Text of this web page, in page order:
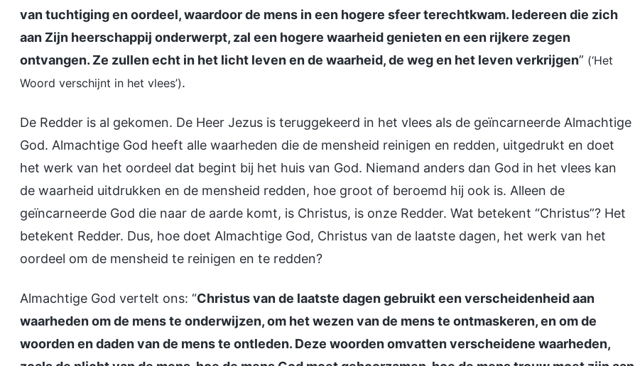
van tuchtiging en oordeel, waardoor de mens in een hogere sfeer terechtkwam. Iedereen die zich
aan Zijn heerschappij onderwerpt, zal een hogere waarheid genieten en een rijkere zegen
ontvangen. Ze zullen echt in het licht leven en de waarheid, de weg en het leven verkrijgen” (‘Het
Woord verschijnt in het vlees’).
De Redder is al gekomen. De Heer Jezus is teruggekeerd in het vlees als de geïncarneerde Almachtige
God. Almachtige God heeft alle waarheden die de mensheid reinigen en redden, uitgedrukt en doet
het werk van het oordeel dat begint bij het huis van God. Niemand anders dan God in het vlees kan
de waarheid uitdrukken en de mensheid redden, hoe groot of beroemd hij ook is. Alleen de
geïncarneerde God die naar de aarde komt, is Christus, is onze Redder. Wat betekent “Christus”? Het
betekent Redder. Dus, hoe doet Almachtige God, Christus van de laatste dagen, het werk van het
oordeel om de mensheid te reinigen en te redden?
Almachtige God vertelt ons: “Christus van de laatste dagen gebruikt een verscheidenheid aan
waarheden om de mens te onderwijzen, om het wezen van de mens te ontmaskeren, en om de
woorden en daden van de mens te ontleden. Deze woorden omvatten verscheidene waarheden,